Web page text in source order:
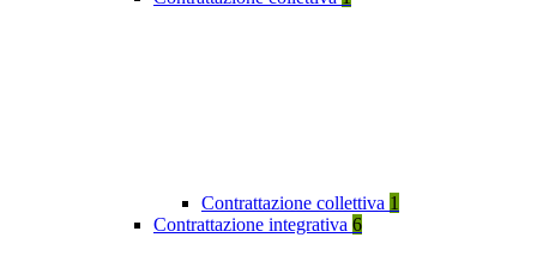
Contrattazione collettiva 1
Contrattazione integrativa 6